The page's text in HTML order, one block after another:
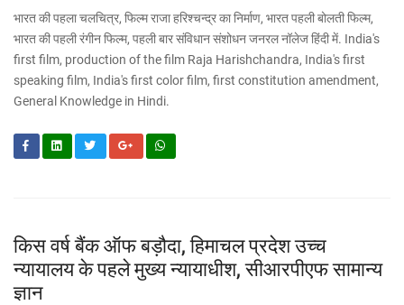
भारत की पहला चलचित्र, फिल्म राजा हरिश्चन्द्र का निर्माण, भारत पहली बोलती फिल्म,
भारत की पहली रंगीन फिल्म, पहली बार संविधान संशोधन जनरल नॉलेज हिंदी में. India's
first film, production of the film Raja Harishchandra, India's first
speaking film, India's first color film, first constitution amendment,
General Knowledge in Hindi.
किस वर्ष बैंक ऑफ बड़ौदा, हिमाचल प्रदेश उच्च
न्यायालय के पहले मुख्य न्यायाधीश, सीआरपीएफ सामान्य
ज्ञान